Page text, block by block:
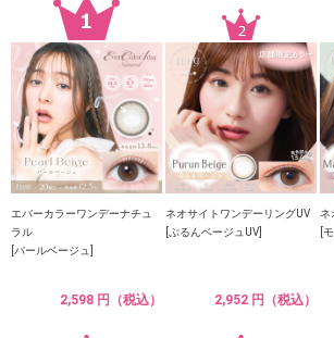
エバーカラーワンデーナチュ
ラル
[パールベージュ]
2,598 円（税込）
ネオサイトワンデーリングUV
[ぷるんベージュUV]
2,952 円（税込）
ネ
[